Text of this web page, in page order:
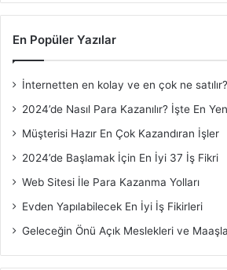
En Popüler Yazılar
İnternetten en kolay ve en çok ne satılır?
2024’de Nasıl Para Kazanılır? İşte En
Müşterisi Hazır En Çok Kazandıran İşler
2024’de Başlamak İçin En İyi 37 İş Fikri
Web Sitesi İle Para Kazanma Yolları
Evden Yapılabilecek En İyi İş Fikirleri
Geleceğin Önü Açık Meslekleri ve